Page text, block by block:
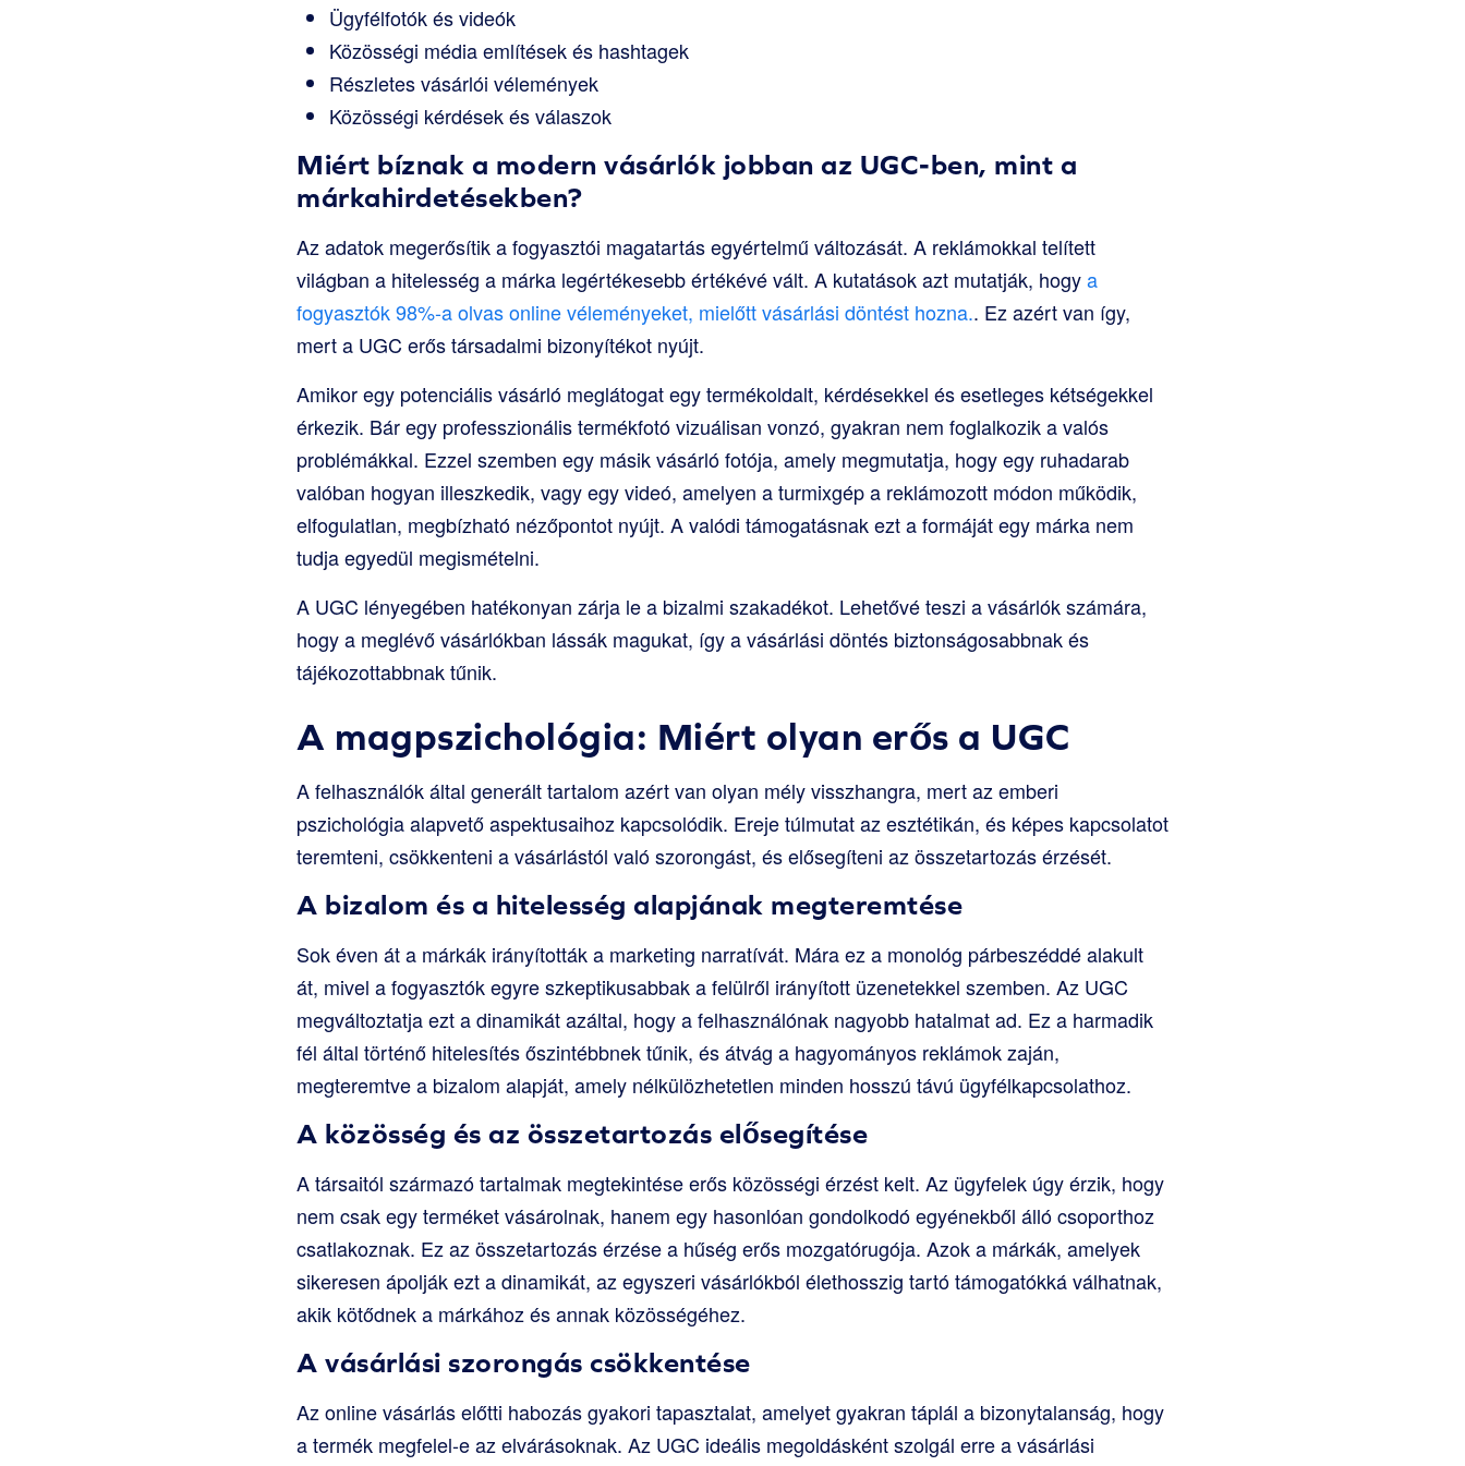
Ügyfélfotók és videók
Közösségi média említések és hashtagek
Részletes vásárlói vélemények
Közösségi kérdések és válaszok
Miért bíznak a modern vásárlók jobban az UGC-ben, mint a
márkahirdetésekben?
Az adatok megerősítik a fogyasztói magatartás egyértelmű változását. A reklámokkal telített
világban a hitelesség a márka legértékesebb értékévé vált. A kutatások azt mutatják, hogya
fogyasztók 98%-a olvas online véleményeket, mielőtt vásárlási döntést hozna.. Ez azért van így,
mert a UGC erős társadalmi bizonyítékot nyújt.
Amikor egy potenciális vásárló meglátogat egy termékoldalt, kérdésekkel és esetleges kétségekkel
érkezik. Bár egy professzionális termékfotó vizuálisan vonzó, gyakran nem foglalkozik a valós
problémákkal. Ezzel szemben egy másik vásárló fotója, amely megmutatja, hogy egy ruhadarab
valóban hogyan illeszkedik, vagy egy videó, amelyen a turmixgép a reklámozott módon működik,
elfogulatlan, megbízható nézőpontot nyújt. A valódi támogatásnak ezt a formáját egy márka nem
tudja egyedül megismételni.
A UGC lényegében hatékonyan zárja le a bizalmi szakadékot. Lehetővé teszi a vásárlók számára,
hogy a meglévő vásárlókban lássák magukat, így a vásárlási döntés biztonságosabbnak és
tájékozottabbnak tűnik.
A magpszichológia: Miért olyan erős a UGC
A felhasználók által generált tartalom azért van olyan mély visszhangra, mert az emberi
pszichológia alapvető aspektusaihoz kapcsolódik. Ereje túlmutat az esztétikán, és képes kapcsolatot
teremteni, csökkenteni a vásárlástól való szorongást, és elősegíteni az összetartozás érzését.
A bizalom és a hitelesség alapjának megteremtése
Sok éven át a márkák irányították a marketing narratívát. Mára ez a monológ párbeszéddé alakult
át, mivel a fogyasztók egyre szkeptikusabbak a felülről irányított üzenetekkel szemben. Az UGC
megváltoztatja ezt a dinamikát azáltal, hogy a felhasználónak nagyobb hatalmat ad. Ez a harmadik
fél által történő hitelesítés őszintébbnek tűnik, és átvág a hagyományos reklámok zaján,
megteremtve a bizalom alapját, amely nélkülözhetetlen minden hosszú távú ügyfélkapcsolathoz.
A közösség és az összetartozás elősegítése
A társaitól származó tartalmak megtekintése erős közösségi érzést kelt. Az ügyfelek úgy érzik, hogy
nem csak egy terméket vásárolnak, hanem egy hasonlóan gondolkodó egyénekből álló csoporthoz
csatlakoznak. Ez az összetartozás érzése a hűség erős mozgatórugója. Azok a márkák, amelyek
sikeresen ápolják ezt a dinamikát, az egyszeri vásárlókból élethosszig tartó támogatókká válhatnak,
akik kötődnek a márkához és annak közösségéhez.
A vásárlási szorongás csökkentése
Az online vásárlás előtti habozás gyakori tapasztalat, amelyet gyakran táplál a bizonytalanság, hogy
a termék megfelel-e az elvárásoknak. Az UGC ideális megoldásként szolgál erre a vásárlási